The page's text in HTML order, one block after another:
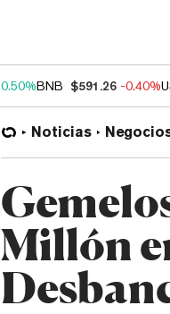
0.50%BNB $591.26 -0.40%
Noticias
Millón